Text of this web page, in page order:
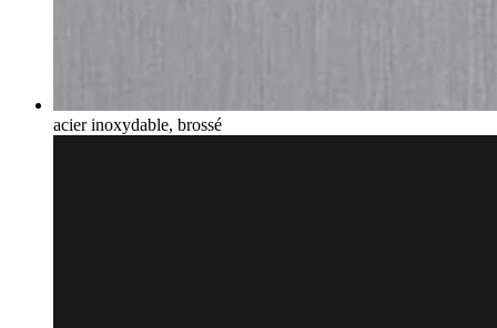
acier inoxydable, brossé